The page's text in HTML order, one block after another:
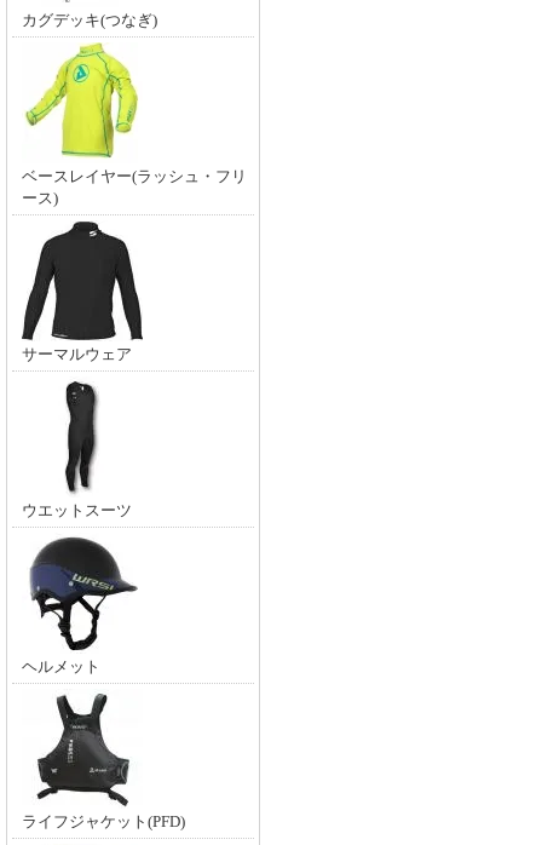
カグデッキ(つなぎ)
ベースレイヤー(ラッシュ・フリ
ース)
サーマルウェア
ウエットスーツ
ヘルメット
ライフジャケット(PFD)